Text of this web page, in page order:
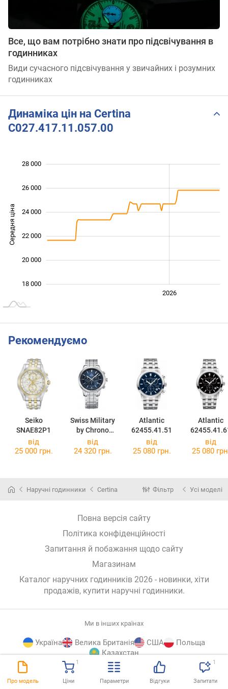
Про модель Ціни
1
Параметри Відгуки Запитати
1
Все, що вам потрібно знати про підсвічування в
годинниках
Види сучасного підсвічування у звичайних і розумних
годинниках
Динаміка цін на Certina
C027.417.11.057.00
Середня ціна
18 000
20 000
22 000
24 000
28 000
26 000
2026
Рекомендуємо
Seiko
SNAE82P1
Swiss Military
by Chrono
SM34052.03
Atlantic
62455.41.51
Atlantic
від
25 000 грн.
від
24 320 грн.
від
25 080 грн.
від
25 080
Наручні годинники Certina Фільтр Усі моделі
Повна версія сайту
Політика конфіденційності
Запитання й побажання щодо сайту
Магазинам
Каталог наручних годинників 2026 - новинки, хіти
продажів, купити наручні годинники.
Ми в інших країнах
Україна Велика Британія США
Польща
Казахстан
Katalog
© E-Katalog, 2026 ВГОРУ